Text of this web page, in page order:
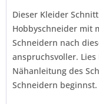
Dieser Kleider
Hobbyschneider mit
Schneidern nach
anspruchsvoller.
Nähanleitung des
Schneidern beginnst.